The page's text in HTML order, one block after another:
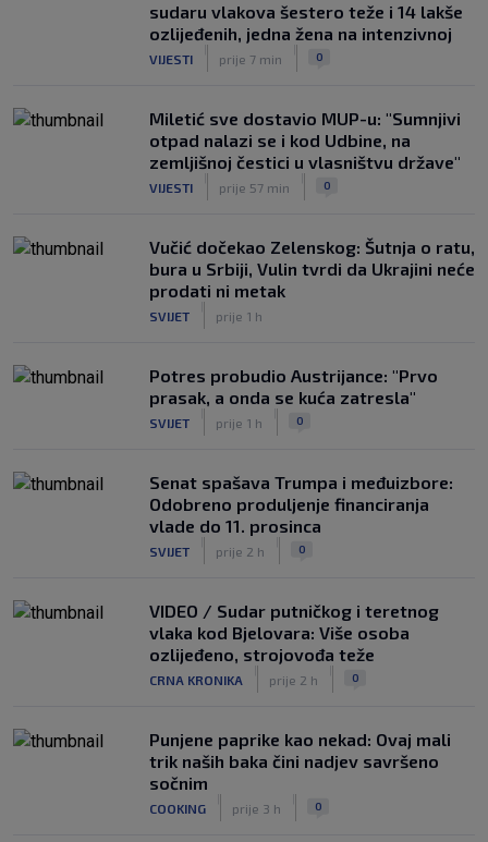
VIDEO / Tenisač se požalio na
gledatelja koji mu je smetao, reakcija
suca je hit
sudaru vlakova šestero teže i 14 lakše
ozlijeđenih, jedna žena na intenzivnoj
VIJESTI prije 7 min 0
Miletić sve dostavio MUP-u: "Sumnjivi
otpad nalazi se i kod Udbine, na
zemljišnoj čestici u vlasništvu države"
VIJESTI prije 57 min 0
Vučić dočekao Zelenskog: Šutnja o ratu,
bura u Srbiji, Vulin tvrdi da Ukrajini neće
prodati ni metak
SVIJET prije 1 h
Potres probudio Austrijance: "Prvo
prasak, a onda se kuća zatresla"
SVIJET prije 1 h 0
Senat spašava Trumpa i međuizbore:
Odobreno produljenje financiranja
vlade do 11. prosinca
SVIJET prije 2 h 0
VIDEO / Sudar putničkog i teretnog
vlaka kod Bjelovara: Više osoba
ozlijeđeno, strojovođa teže
CRNA KRONIKA prije 2 h 0
Punjene paprike kao nekad: Ovaj mali
trik naših baka čini nadjev savršeno
sočnim
COOKING prije 3 h 0